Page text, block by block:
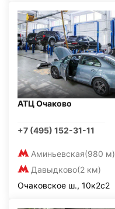
АТЦ Очаково
+7 (495) 152-31-11
Аминьевская(980 м)
Давыдково(2 км)
Очаковское ш., 10к2с2